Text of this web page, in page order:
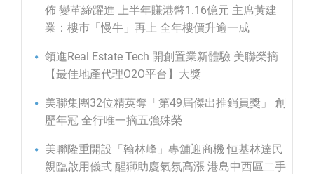
佈 變革締躍進 上半年賺港幣1.16億元 主席黃建
業：樓巿「慢牛」再上 全年樓價升逾一成
領進Real Estate Tech 開創置業新體驗 美聯榮摘
【最佳地產代理O2O平台】大獎
美聯集團32位精英奪「第49屆傑出推銷員獎」 創
歷年冠 全行唯一摘五強殊榮
美聯隆重開設「翰林峰」專舖迎商機 恒基林達民
親臨啟用儀式 醒獅助慶氣氛高漲 港島中西區二手